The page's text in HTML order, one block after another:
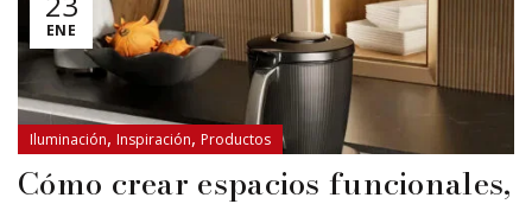
ENE
Iluminación, Inspiración, Productos
Cómo crear espacios funcionales,